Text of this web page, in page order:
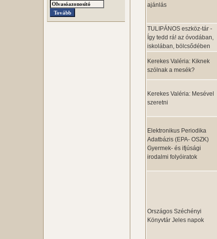
ajánlás
TULIPÁNOS eszköz-tár -
Így tedd rá! az óvodában,
iskolában, bölcsődében
Kerekes Valéria: Kiknek
szólnak a mesék?
Kerekes Valéria: Mesével
szeretni
Elektronikus Periodika
Adatbázis (EPA- OSZK)
Gyermek- és ifjúsági
irodalmi folyóiratok
Országos Széchényi
Könyvtár Jeles napok